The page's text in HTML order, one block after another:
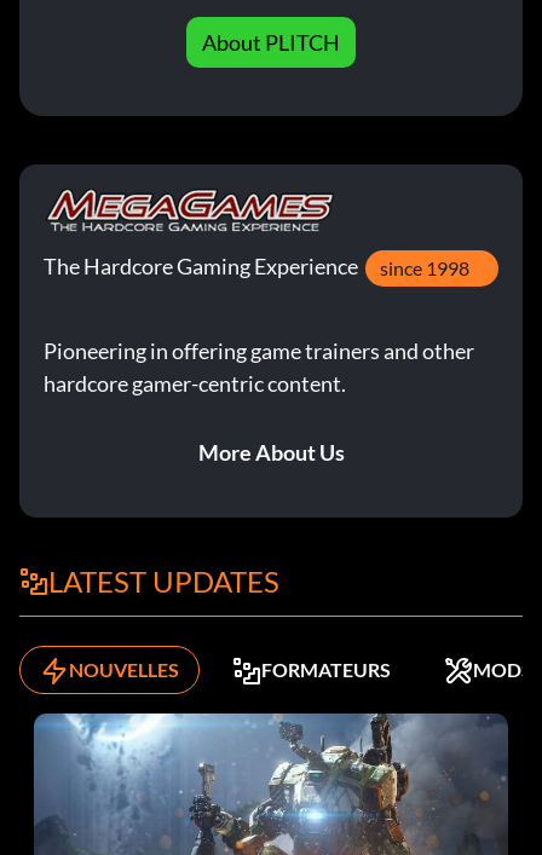
About PLITCH
The Hardcore Gaming Experience since 1998
Pioneering in offering game trainers and other
hardcore gamer-centric content.
More About Us
LATEST UPDATES
NOUVELLES FORMATEURS MODS